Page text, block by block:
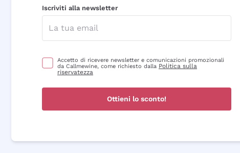
Iscriviti alla newsletter
Accetto di ricevere newsletter e comunicazioni promozionali
da Callmewine, come richiesto dalla Politica sulla
riservatezza
Ottieni lo sconto!